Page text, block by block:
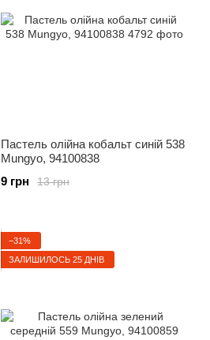
Пастель олійна кобальт синій 538
Mungyo, 94100838
13 грн
9 грн
−31%
ЗАЛИШИЛОСЬ 25 ДНІВ